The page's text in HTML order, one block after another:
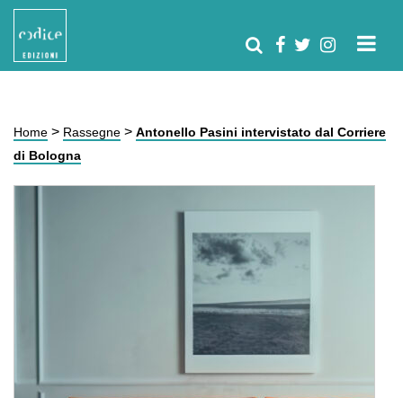
Home > Rassegne > Antonello Pasini intervistato dal Corriere
di Bologna